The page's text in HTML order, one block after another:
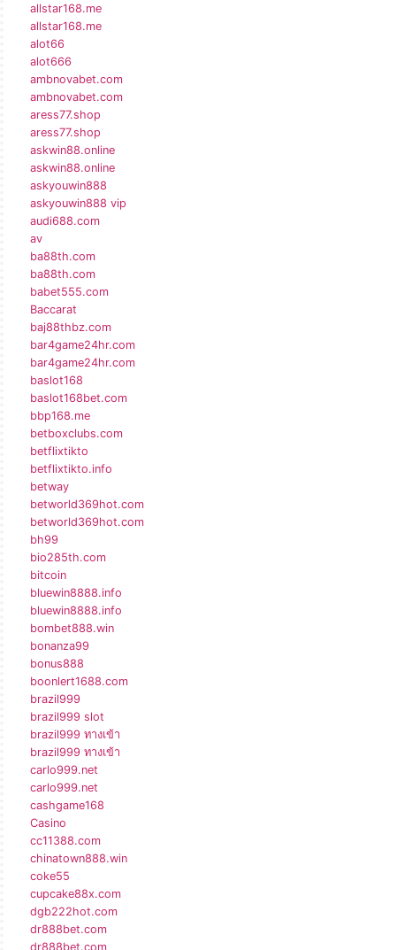
allstar168.me
allstar168.me
alot66
alot666
ambnovabet.com
ambnovabet.com
aress77.shop
aress77.shop
askwin88.online
askwin88.online
askyouwin888
askyouwin888 vip
audi688.com
av
ba88th.com
ba88th.com
babet555.com
Baccarat
baj88thbz.com
bar4game24hr.com
bar4game24hr.com
baslot168
baslot168bet.com
bbp168.me
betboxclubs.com
betflixtikto
betflixtikto.info
betway
betworld369hot.com
betworld369hot.com
bh99
bio285th.com
bitcoin
bluewin8888.info
bluewin8888.info
bombet888.win
bonanza99
bonus888
boonlert1688.com
brazil999
brazil999 slot
brazil999 ทางเข้า
brazil999 ทางเข้า
carlo999.net
carlo999.net
cashgame168
Casino
cc11388.com
chinatown888.win
coke55
cupcake88x.com
dgb222hot.com
dr888bet.com
dr888bet.com